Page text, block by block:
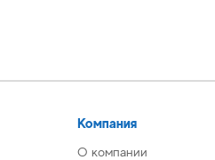
Компания
О компании